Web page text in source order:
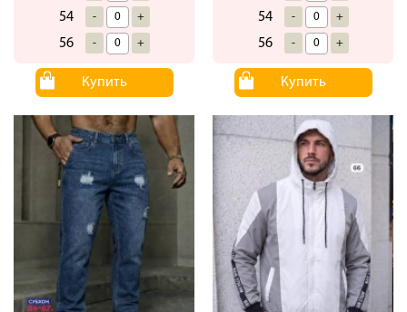
54 - +
56 - +
Купить
54 - +
56 - +
Купить